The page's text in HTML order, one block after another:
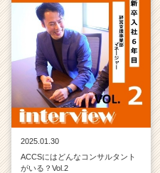
2025.01.30
ACCSにはどんなコンサルタント
がいる？Vol.2